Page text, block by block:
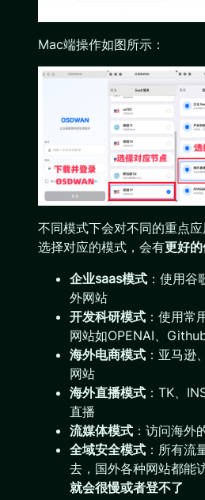
Mac端操作如图所示：
不同模式下会对不同的重点
选择对应的模式，会有更好
企业saas模式 ：使用
外网站
开发科研模式 ：使用常
网站如OPENAI、
海外电商模式 ：亚马逊
网站
海外直播模式 ：TK、
直播
流媒体模式 ：访问海外
全域安全模式 ：所有流
去，国外各种网站都能
就会很慢或者登不了